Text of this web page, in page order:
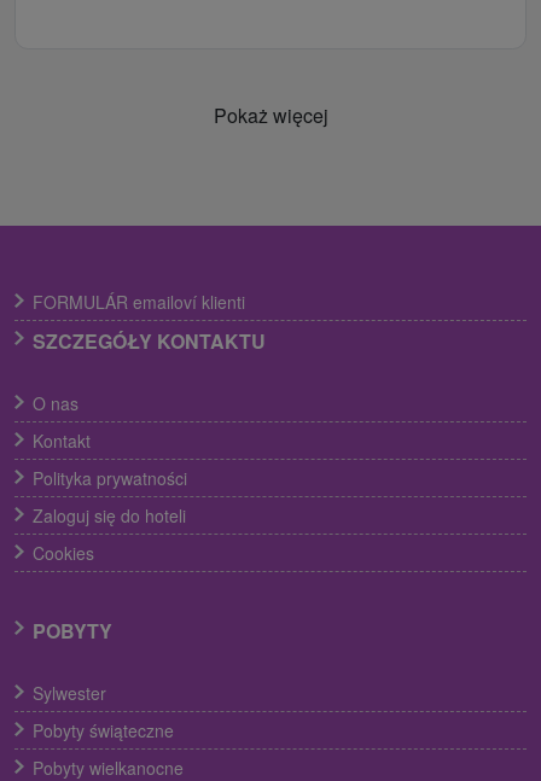
Pokaż więcej
FORMULÁR emailoví klienti
SZCZEGÓŁY KONTAKTU
O nas
Kontakt
Polityka prywatności
Zaloguj się do hoteli
Cookies
POBYTY
Sylwester
Pobyty świąteczne
Pobyty wielkanocne